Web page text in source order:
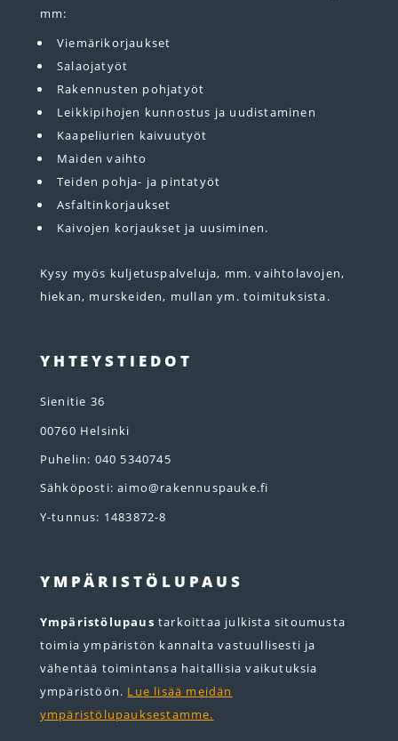
mm:
Viemärikorjaukset
Salaojatyöt
Rakennusten pohjatyöt
Leikkipihojen kunnostus ja uudistaminen
Kaapeliurien kaivuutyöt
Maiden vaihto
Teiden pohja- ja pintatyöt
Asfaltinkorjaukset
Kaivojen korjaukset ja uusiminen.
Kysy myös kuljetuspalveluja, mm. vaihtolavojen,
hiekan, murskeiden, mullan ym. toimituksista.
YHTEYSTIEDOT
Sienitie 36
00760 Helsinki
Puhelin: 040 5340745
Sähköposti: aimo@rakennuspauke.fi
Y-tunnus: 1483872-8
YMPÄRISTÖLUPAUS
Ympäristölupaus tarkoittaa julkista sitoumusta
toimia ympäristön kannalta vastuullisesti ja
vähentää toimintansa haitallisia vaikutuksia
ympäristöön. Lue lisää meidän
ympäristölupauksestamme.